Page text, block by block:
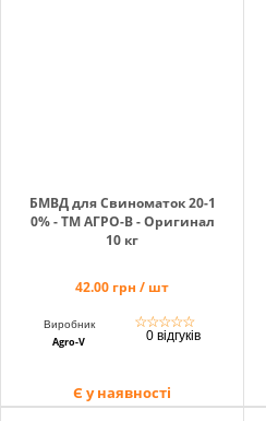
БМВД для Свиноматок 20-1
0% - ТМ АГРО-В - Оригинал
10 кг
42.00 грн / шт
Виробник
Agro-V
☆☆☆☆☆
0 відгуків
Є у наявності